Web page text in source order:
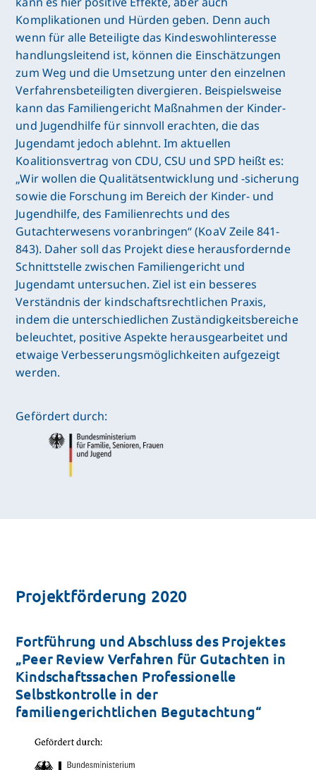
Komplikationen und Hürden geben. Denn auch
wenn für alle Beteiligte das Kindeswohlinteresse
handlungsleitend ist, können die Einschätzungen
zum Weg und die Umsetzung unter den einzelnen
Verfahrensbeteiligten divergieren. Beispielsweise
kann das Familiengericht Maßnahmen der Kinder-
und Jugendhilfe für sinnvoll erachten, die das
Jugendamt jedoch ablehnt. Im aktuellen
Koalitionsvertrag von CDU, CSU und SPD heißt es:
„Wir wollen die Qualitätsentwicklung und -sicherung
sowie die Forschung im Bereich der Kinder- und
Jugendhilfe, des Familienrechts und des
Gutachterwesens voranbringen“ (KoaV Zeile 841-
843). Daher soll das Projekt diese herausfordernde
Schnittstelle zwischen Familiengericht und
Jugendamt untersuchen. Ziel ist ein besseres
Verständnis der kindschaftsrechtlichen Praxis,
indem die unterschiedlichen Zuständigkeitsbereiche
beleuchtet, positive Aspekte herausgearbeitet und
etwaige Verbesserungsmöglichkeiten aufgezeigt
werden.
Gefördert durch:
Projektförderung 2020
Fortführung und Abschluss des Projektes
„Peer Review Verfahren für Gutachten in
Kindschaftssachen Professionelle
Selbstkontrolle in der
familiengerichtlichen Begutachtung“